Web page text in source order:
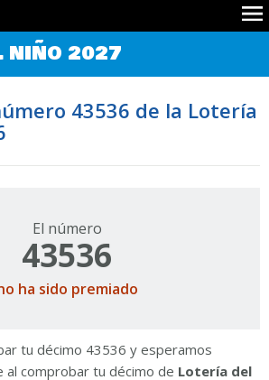
NIÑO 2027
43536 de la Lotería
El número
43536
ha sido premiado
tu décimo 43536 y esperamos
comprobar tu décimo de Lotería del